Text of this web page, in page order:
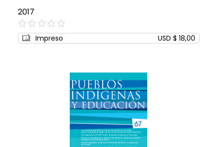
2017
0%
Impreso USD $ 18,00